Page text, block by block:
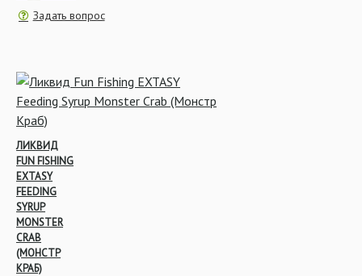
Сигнализаторы
поклёвки
Задать вопрос
ЛИКВИД
FUN FISHING
EXTASY
FEEDING
SYRUP
MONSTER
CRAB
(МОНСТР
КРАБ)